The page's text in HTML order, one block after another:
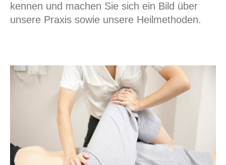
kennen und machen Sie sich ein Bild über
unsere Praxis sowie unsere Heilmethoden.